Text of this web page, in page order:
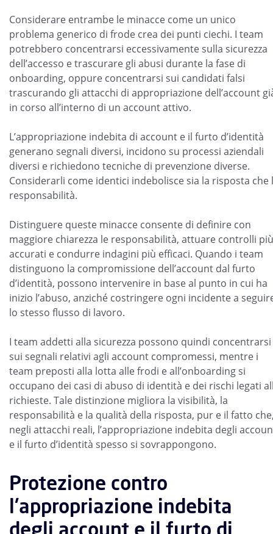
Considerare entrambe le minacce come un unico
problema generico di frode crea dei punti ciechi. I team
potrebbero concentrarsi eccessivamente sulla sicurezza
dell’accesso e trascurare gli abusi durante la fase di
onboarding, oppure concentrarsi sui candidati falsi
trascurando gli attacchi di appropriazione dell’account
in corso all’interno di un account attivo.
L’appropriazione indebita di account e il furto d’identità
generano segnali diversi, incidono su processi aziendali
diversi e richiedono tecniche di prevenzione diverse.
Considerarli come identici indebolisce sia la risposta che
responsabilità.
Distinguere queste minacce consente di definire con
maggiore chiarezza le responsabilità, attuare controlli più
accurati e condurre indagini più efficaci. Quando i team
distinguono la compromissione dell’account dal furto
d’identità, possono intervenire in base al punto in cui ha
inizio l’abuso, anziché costringere ogni incidente a
lo stesso flusso di lavoro.
I team addetti alla sicurezza possono quindi concentrarsi
sui segnali relativi agli account compromessi, mentre i
team preposti alla lotta alle frodi e all’onboarding si
occupano dei casi di abuso di identità e dei rischi legati
richieste. Tale distinzione migliora la visibilità, la
responsabilità e la qualità della risposta, pur e il fatto
negli attacchi reali, l’appropriazione indebita degli
e il furto d’identità spesso si sovrappongono.
Protezione contro
l'appropriazione indebita